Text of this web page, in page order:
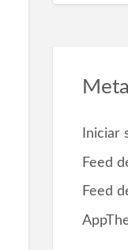
Meta
Iniciar
Feed
Feed